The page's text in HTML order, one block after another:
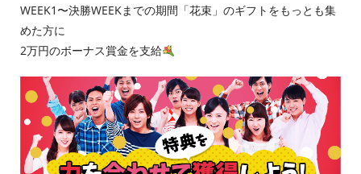
WEEK1〜決勝WEEKまでの期間「花束」のギフトをもっとも集
めた方に
2万円のボーナス賞金を支給